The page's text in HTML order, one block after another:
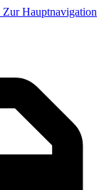
Zur Hauptnavigation